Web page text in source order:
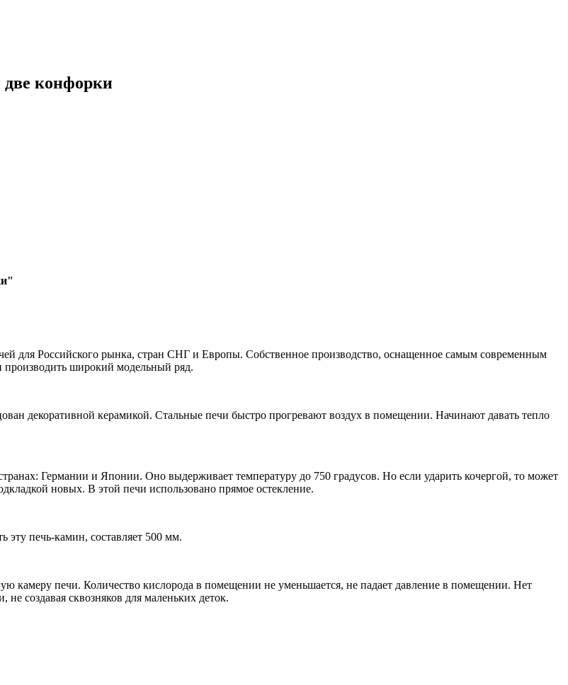
конфорки
для Российского рынка, стран СНГ и Европы. Собственное производство, оснащенное самым современным
производить широкий модельный ряд.
декоративной керамикой. Стальные печи быстро прогревают воздух в помещении. Начинают давать тепло
Германии и Японии. Оно выдерживает температуру до 750 градусов. Но если ударить кочергой, то может
новых. В этой печи использовано прямое остекление.
печь-камин, составляет 500 мм.
камеру печи. Количество кислорода в помещении не уменьшается, не падает давление в помещении. Нет
создавая сквозняков для маленьких деток.